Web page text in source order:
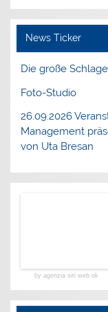
News Ticker
Die große
Foto-Studio
26.09.2026
Management
von Uta Bresan
by agenzia siti web ok